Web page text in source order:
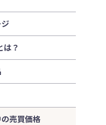
は？
売買価格